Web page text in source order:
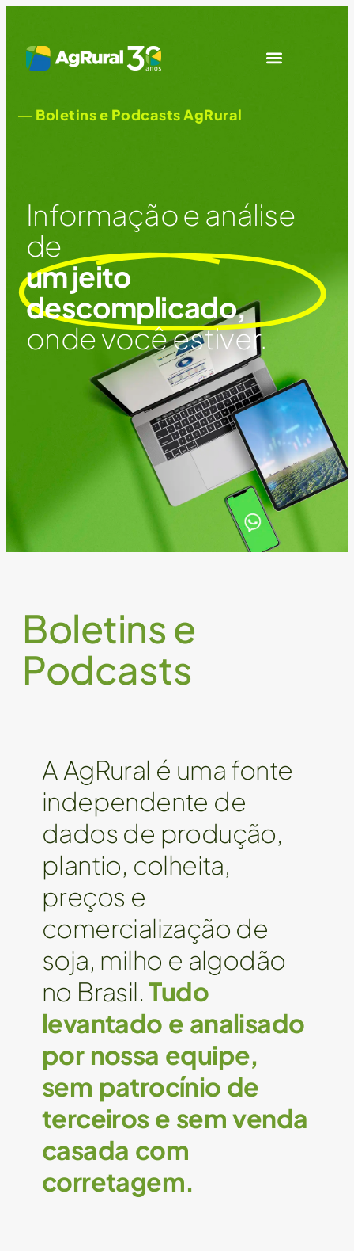
― Boletins e Podcasts AgRural
Informação e análise
de
um jeito
descomplicado,
onde você estiver.
Boletins e
Podcasts
A AgRural é uma fonte
independente de
dados de produção,
plantio, colheita,
preços e
comercialização de
soja, milho e algodão
no Brasil.Tudo
levantado e analisado
por nossa equipe,
sem patrocínio de
terceiros e sem venda
casada com
corretagem.